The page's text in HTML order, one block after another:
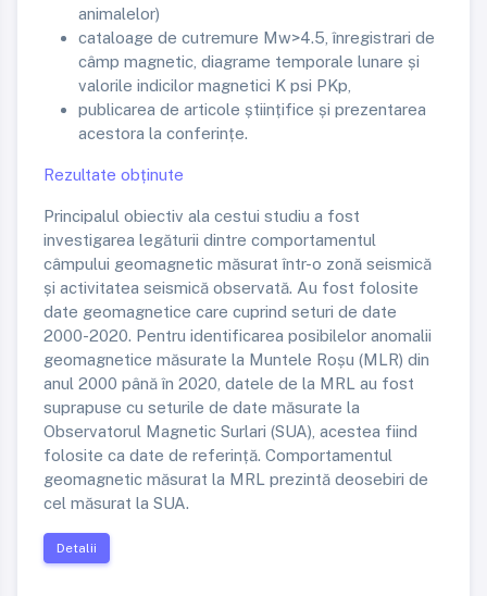
animalelor)
cataloage de cutremure Mw>4.5, înregistrari de
câmp magnetic, diagrame temporale lunare și
valorile indicilor magnetici K psi PKp,
publicarea de articole științifice și prezentarea
acestora la conferințe.
Rezultate obținute
Principalul obiectiv ala cestui studiu a fost
investigarea legăturii dintre comportamentul
câmpului geomagnetic măsurat într-o zonă seismică
și activitatea seismică observată. Au fost folosite
date geomagnetice care cuprind seturi de date
2000-2020. Pentru identificarea posibilelor anomalii
geomagnetice măsurate la Muntele Roșu (MLR) din
anul 2000 până în 2020, datele de la MRL au fost
suprapuse cu seturile de date măsurate la
Observatorul Magnetic Surlari (SUA), acestea fiind
folosite ca date de referință. Comportamentul
geomagnetic măsurat la MRL prezintă deosebiri de
cel măsurat la SUA.
Detalii